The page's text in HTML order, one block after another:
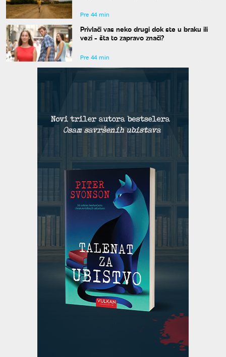
Pre 44 min
Privlači vas neko drugi dok ste u braku ili
vezi - šta to zapravo znači?
Pre 44 min